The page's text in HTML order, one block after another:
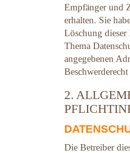
Empfänger und
erhalten. Sie
Löschung dieser
Thema
angegebenen
2.
Die Betreiber